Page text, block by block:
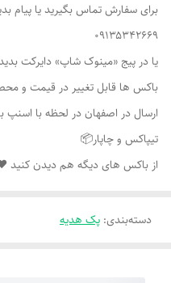
برای سفارش تماس بگیرید یا پیام
۰۹۱۳۵۳۴۲۶۶۹
یا در پیج «مینوک شاپ» دایرکت
باکس ها قابل تغییر در قیمت و
ارسال در اصفهان در لحظه با
تیپاکس و چاپار📦
از باکس های دیگه هم دیدن کنید
دسته‌بندی: پک هدیه